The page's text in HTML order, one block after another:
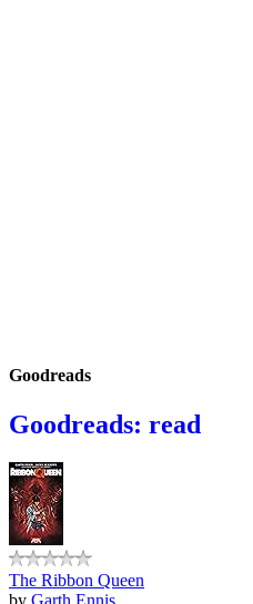
Goodreads
Goodreads: read
The Ribbon Queen
by Garth Ennis